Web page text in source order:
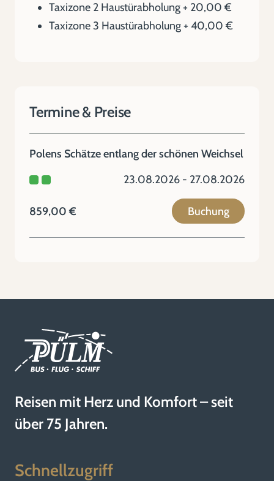
Taxizone 2 Haustürabholung + 20,00 €
Taxizone 3 Haustürabholung + 40,00 €
Termine & Preise
Polens Schätze entlang der schönen Weichsel
23.08.2026 - 27.08.2026
859,00 € Buchung
Reisen mit Herz und Komfort – seit
über 75 Jahren.
Schnellzugriff